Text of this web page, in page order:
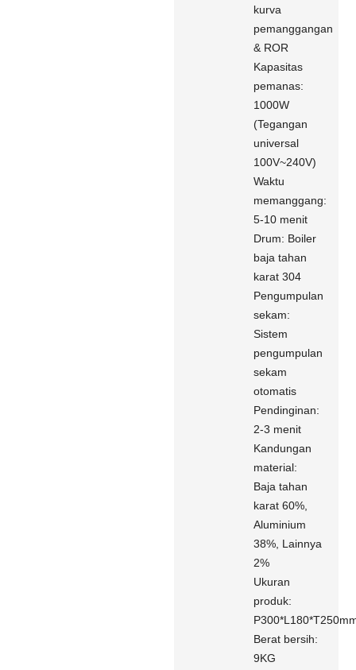
kurva
pemanggangan
& ROR
Kapasitas
pemanas:
1000W
(Tegangan
universal
100V~240V)
Waktu
memanggang:
5-10 menit
Drum: Boiler
baja tahan
karat 304
Pengumpulan
sekam:
Sistem
pengumpulan
sekam
otomatis
Pendinginan:
2-3 menit
Kandungan
material:
Baja tahan
karat 60%,
Aluminium
38%, Lainnya
2%
Ukuran
produk:
Berat bersih:
9KG